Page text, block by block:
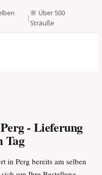
|
🌸 Über 500
Sträuße
- Lieferung
Tag
in Perg bereits am selben